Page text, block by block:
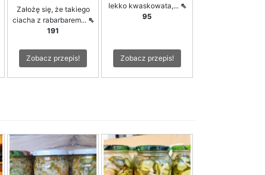
Założę się, że takiego
ciacha z rabarbarem... ⇖
191
Zobacz przepis!
lekko kwaskowata,... ⇖
95
Zobacz przepis!